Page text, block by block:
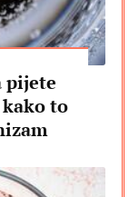
pijete
kako to